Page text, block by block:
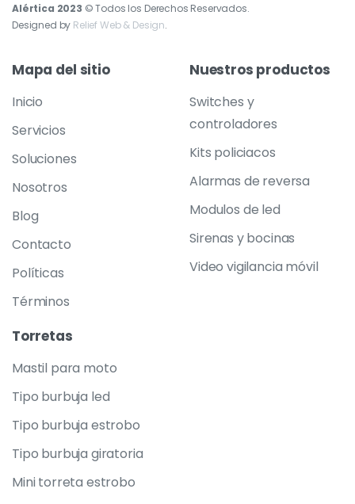
Alértica 2023 © Todos los Derechos Reservados.
Designed by Relief Web & Design.
Mapa del sitio
Inicio
Servicios
Soluciones
Nosotros
Blog
Contacto
Políticas
Términos
Nuestros productos
Switches y
controladores
Kits policiacos
Alarmas de reversa
Modulos de led
Sirenas y bocinas
Video vigilancia móvil
Torretas
Mastil para moto
Tipo burbuja led
Tipo burbuja estrobo
Tipo burbuja giratoria
Mini torreta estrobo